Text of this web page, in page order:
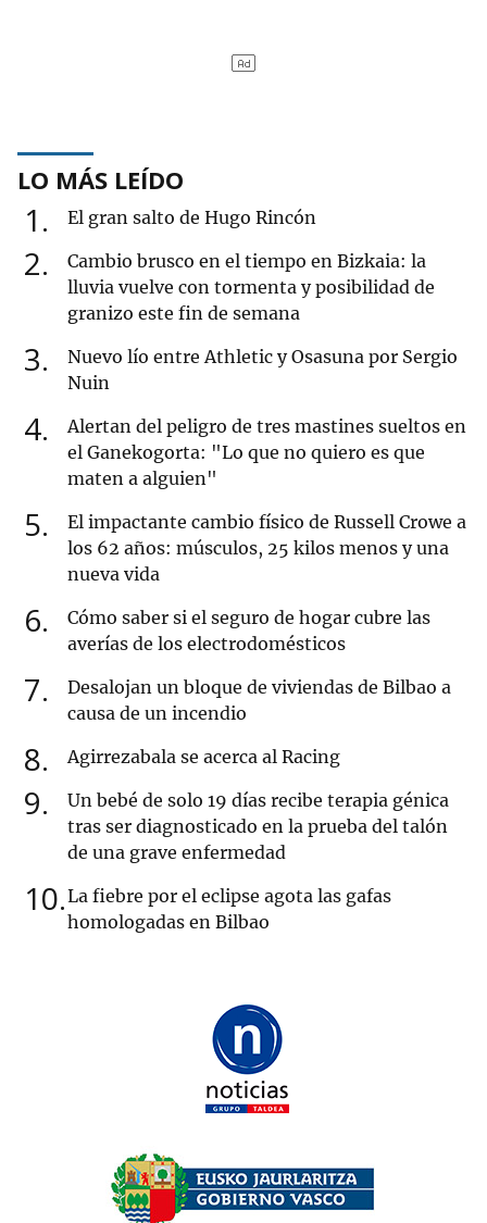
LO MÁS LEÍDO
1 El gran salto de Hugo Rincón
2
Cambio brusco en el tiempo en Bizkaia: la
lluvia vuelve con tormenta y posibilidad de
granizo este fin de semana
3
Nuevo lío entre Athletic y Osasuna por Sergio
Nuin
4
Alertan del peligro de tres mastines sueltos en
el Ganekogorta: "Lo que no quiero es que
maten a alguien"
5
El impactante cambio físico de Russell Crowe a
los 62 años: músculos, 25 kilos menos y una
nueva vida
6
Cómo saber si el seguro de hogar cubre las
averías de los electrodomésticos
7
Desalojan un bloque de viviendas de Bilbao a
causa de un incendio
8 Agirrezabala se acerca al Racing
9
Un bebé de solo 19 días recibe terapia génica
tras ser diagnosticado en la prueba del talón
de una grave enfermedad
10 La fiebre por el eclipse agota las gafas
homologadas en Bilbao